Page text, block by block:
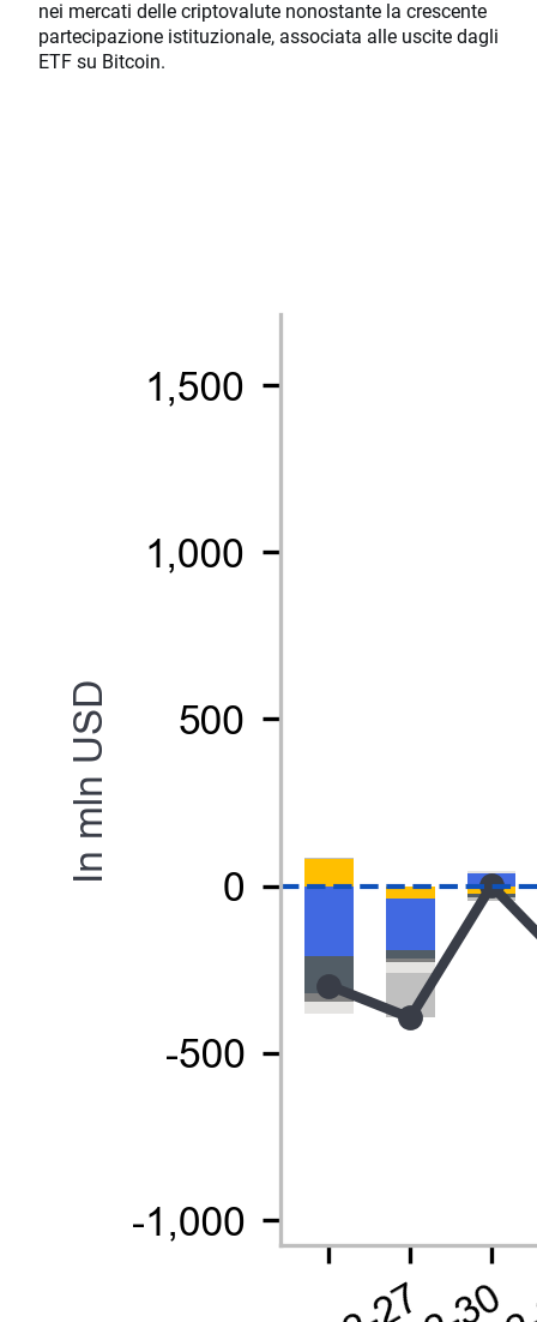
nei mercati delle criptovalute nonostante la crescente
partecipazione istituzionale, associata alle uscite dagli
ETF su Bitcoin.